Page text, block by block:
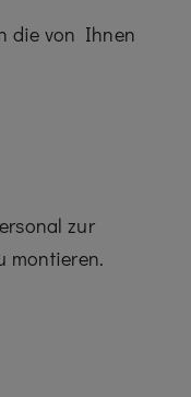
die von Ihnen
zur
montieren.